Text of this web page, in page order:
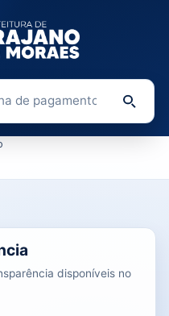
de dados.
disponíveis no